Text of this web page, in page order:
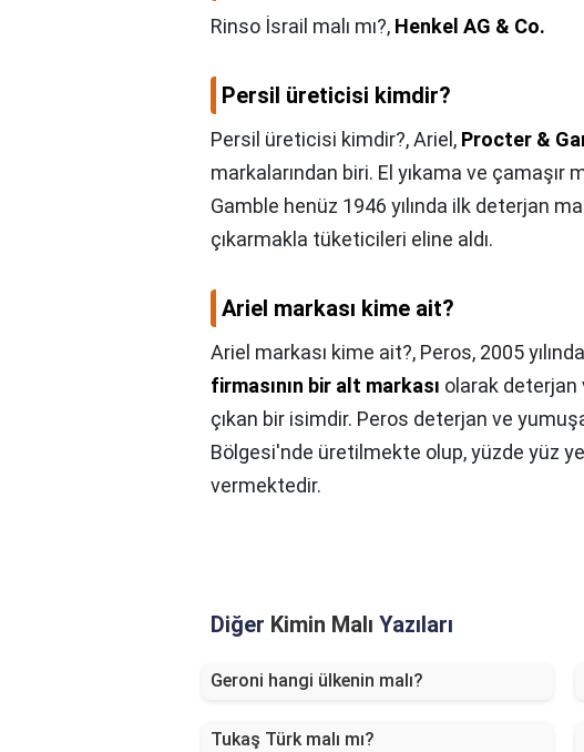
Rinso İsrail malı mı?, Henkel AG & Co.
Persil üreticisi kimdir?
Persil üreticisi kimdir?,Ariel, Procter &
markalarından biri. El yıkama ve
Gamble henüz 1946 yılında ilk deterjan
çıkarmakla tüketicileri eline aldı.
Ariel markası kime ait?
Ariel markası kime ait?, Peros, 2005
firmasının bir alt markası olarak deterjan
çıkan bir isimdir. Peros deterjan ve
Bölgesi'nde üretilmekte olup, yüzde yüz
vermektedir.
Diğer Kimin Malı Yazıları
Geroni hangi ülkenin malı?
Tukaş Türk malı mı?